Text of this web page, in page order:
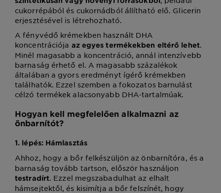
cukorrépából és cukornádból állítható elő. Glicerin
erjesztésével is létrehozható.
A fényvédő krémekben használt DHA
koncentrációja az egyes termékekben eltérő lehet.
Minél magasabb a koncentráció, annál intenzívebb
barnaság érhető el. A magasabb százalékok
általában a gyors eredményt ígérő krémekben
találhatók. Ezzel szemben a fokozatos barnulást
célzó termékek alacsonyabb DHA-tartalmúak.
Hogyan kell megfelelően alkalmazni az
önbarnítót?
1. lépés: Hámlasztás
Ahhoz, hogy a bőr felkészüljön az önbarnítóra, és a
barnaság tovább tartson, először használjon
testradírt. Ezzel megszabadulhat az elhalt
hámsejtektől, és kisimítja a bőr felszínét, hogy